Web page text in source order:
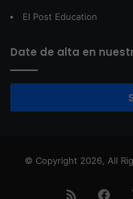
El Post Education
Date de alta en
© Copyright 2026, All
RSS